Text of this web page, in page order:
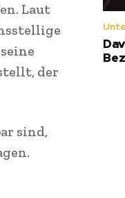
Laut
der
sind,